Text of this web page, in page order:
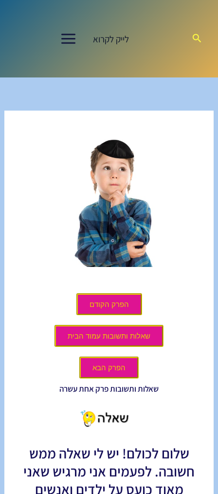
חיפוש לייק לקרוא
הפרק הקודם
שאלות ותשובות עמוד הבית
הפרק הבא
שאלות ותשובות פרק אחת עשרה
שלום לכולם! יש לי שאלה ממש
חשובה. לפעמים אני מרגיש שאני
מאוד כועס על ילדים ואנשים